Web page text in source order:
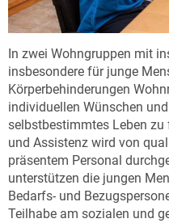
In zwei Wohngruppen mit
insbesondere für junge
Körperbehinderungen
individuellen Wünschen
selbstbestimmtes Leben zu
und Assistenz wird von
präsentem Personal
unterstützen die jungen
Bedarfs- und
Teilhabe am sozialen und